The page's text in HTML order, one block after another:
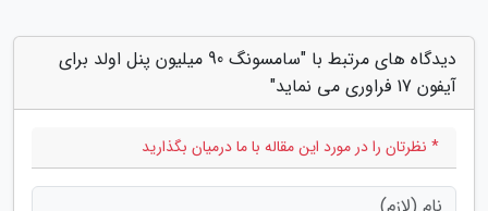
دیدگاه های مرتبط با "سامسونگ 90 میلیون پنل اولد برای
آیفون 17 فراوری می نماید"
* نظرتان را در مورد این مقاله با ما درمیان بگذارید